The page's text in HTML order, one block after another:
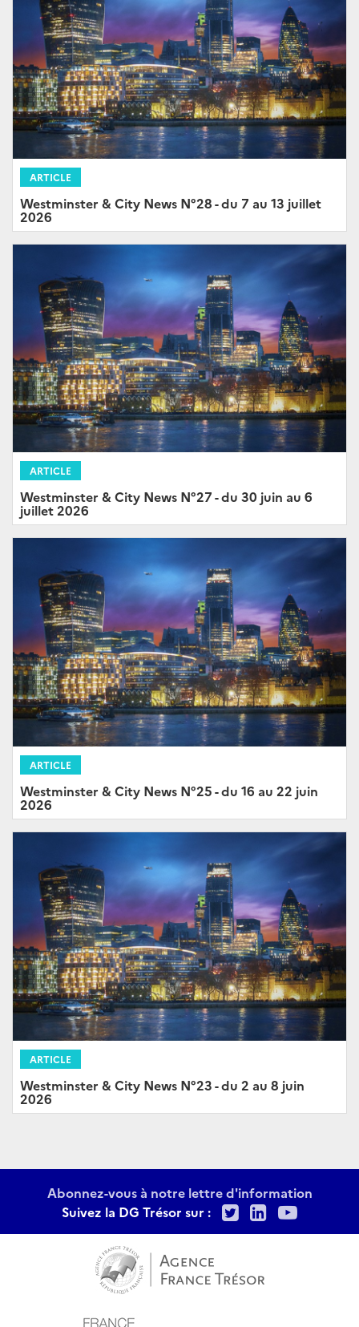
ARTICLE
Westminster & City News N°28 - du 7 au 13 juillet
2026
ARTICLE
Westminster & City News N°27 - du 30 juin au 6
juillet 2026
ARTICLE
Westminster & City News N°25 - du 16 au 22 juin
2026
ARTICLE
Westminster & City News N°23 - du 2 au 8 juin
2026
Abonnez-vous à notre lettre d'information
Suivez la DG Trésor sur :
TwitterLinkedIn